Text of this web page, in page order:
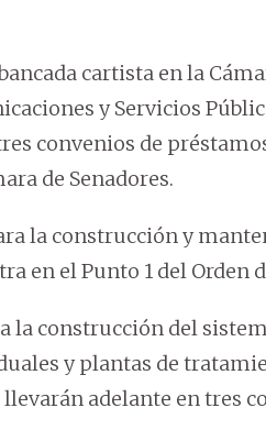
cartista en la
y Servicios
convenios de
de Senadores.
la construcción y
en el Punto 1 del Orden
la construcción del
y plantas de
llevarán adelante en tres